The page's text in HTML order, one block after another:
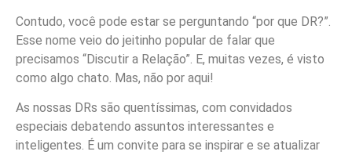
Contudo, você pode estar se perguntando “por que DR?”.
Esse nome veio do jeitinho popular de falar que
precisamos “Discutir a Relação”. E, muitas vezes, é visto
como algo chato. Mas, não por aqui!
As nossas DRs são quentíssimas, com convidados
especiais debatendo assuntos interessantes e
inteligentes. É um convite para se inspirar e se atualizar